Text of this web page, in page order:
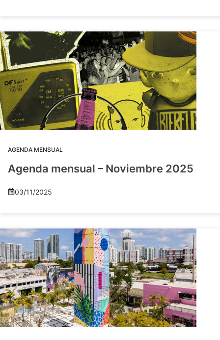
AGENDA MENSUAL
Agenda mensual – Noviembre 2025
03/11/2025